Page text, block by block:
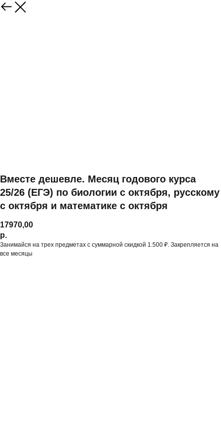
Вместе дешевле. Месяц годового курса
25/26 (ЕГЭ) по биологии с октября, русскому
с октября и математике с октября
17970,00
р.
Занимайся на трех предметах с суммарной скидкой 1.500 ₽. Закрепляется на
все месяцы